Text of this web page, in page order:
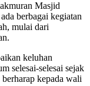
Masjid
berbagai kegiatan
mulai dari
keluhan
selesai-selesai sejak
kepada wali